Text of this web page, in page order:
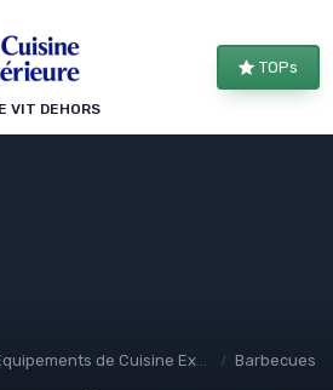
VIT DEHORS
TOPs
de Cuisine Extérieure Barbecues
cookies